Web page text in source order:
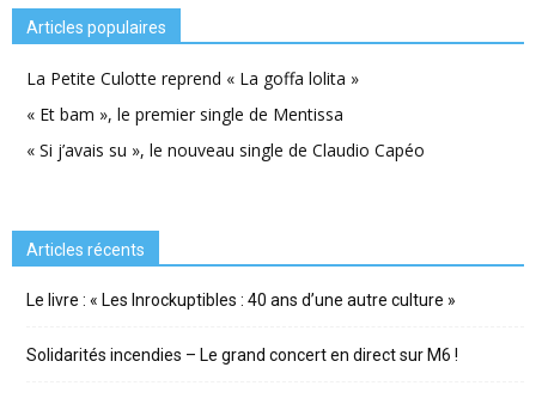
Articles populaires
La Petite Culotte reprend « La goffa lolita »
« Et bam », le premier single de Mentissa
« Si j’avais su », le nouveau single de Claudio Capéo
Articles récents
Le livre : « Les Inrockuptibles : 40 ans d’une autre culture »
Solidarités incendies – Le grand concert en direct sur M6 !